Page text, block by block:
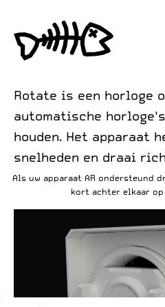
Rotate is een horloge
automatische
houden. Het apparaat
snelheden en draai
Als uw apparaat AR ondersteund
kort achter elkaar op